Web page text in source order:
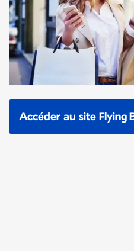
Accéder au site Flying